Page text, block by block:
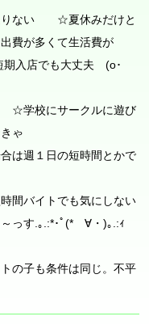
ない ☆夏休みだけと
が多くて生活費が
期入店でも大丈夫 (o･
☆学校にサークルに遊び
ゃ
は週１日の短時間とかで
間バイトでも気にしない
っす.｡.:*･ﾟ(*ゝ∀・)｡.:ｨ
の子も条件は同じ。不平